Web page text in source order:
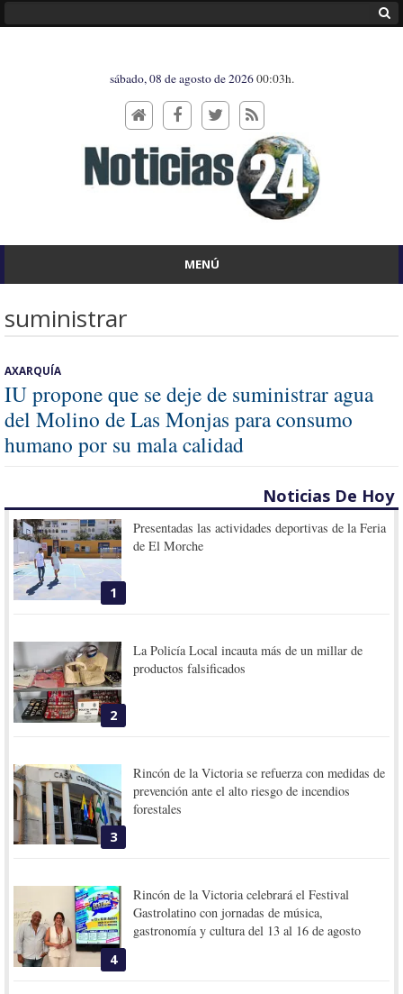
sábado, 08 de agosto de 202600:03h.
MENÚ
suministrar
AXARQUÍA
IU propone que se deje de suministrar agua
del Molino de Las Monjas para consumo
humano por su mala calidad
Noticias De Hoy
1
Presentadas las actividades deportivas de la Feria
de El Morche
2
La Policía Local incauta más de un millar de
productos falsificados
3
Rincón de la Victoria se refuerza con medidas de
prevención ante el alto riesgo de incendios
forestales
4
Rincón de la Victoria celebrará el Festival
Gastrolatino con jornadas de música,
gastronomía y cultura del 13 al 16 de agosto